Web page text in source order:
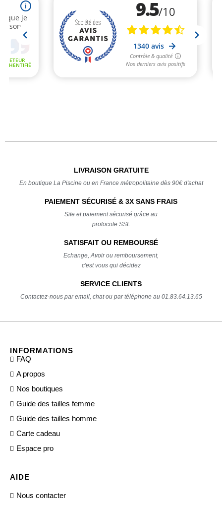
LIVRAISON GRATUITE
En boutique La Piscine ou en France métropolitaine dès 90€ d'achat
PAIEMENT SÉCURISÉ & 3X SANS FRAIS
Site et paiement sécurisé grâce au
protocole SSL
SATISFAIT OU REMBOURSÉ
Echange, Avoir ou remboursement,
c'est vous qui décidez
SERVICE CLIENTS
Contactez-nous par email, chat ou par téléphone au 01.83.64.13.65
INFORMATIONS
FAQ
A propos
Nos boutiques
Guide des tailles femme
Guide des tailles homme
Carte cadeau
Espace pro
AIDE
Nous contacter